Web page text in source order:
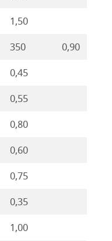
1,50
350 0,90
0,45
0,55
0,80
0,60
0,75
0,35
1,00